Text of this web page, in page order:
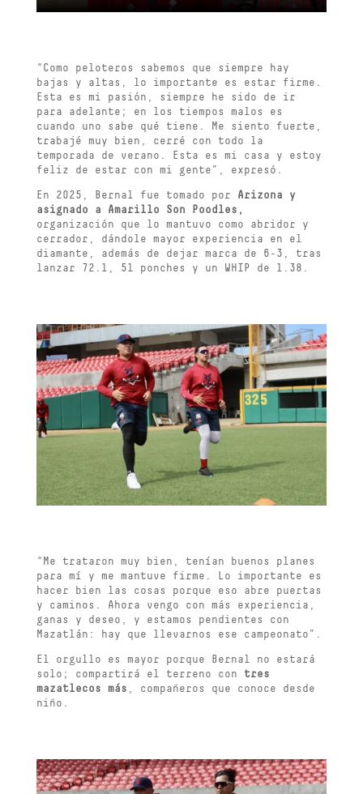
“Como peloteros sabemos que siempre hay
bajas y altas, lo importante es estar firme.
Esta es mi pasión, siempre he sido de ir
para adelante; en los tiempos malos es
cuando uno sabe qué tiene. Me siento fuerte,
trabajé muy bien, cerré con todo la
temporada de verano. Esta es mi casa y estoy
feliz de estar con mi gente”, expresó.
En 2025, Bernal fue tomado por
Arizona y
asignado a Amarillo
Son Poodles,
organización que lo mantuvo como abridor y
cerrador, dándole mayor experiencia en el
diamante, además de dejar marca de 6-3, tras
lanzar 72.1, 51 ponches y un WHIP de 1.38.
“Me trataron muy bien, tenían buenos planes
para mí y me mantuve firme. Lo importante es
hacer bien las cosas porque eso abre puertas
y caminos. Ahora vengo con más experiencia,
ganas y deseo, y estamos pendientes con
Mazatlán: hay que llevarnos ese campeonato”.
El orgullo es mayor porque Bernal no estará
solo; compartirá el terreno con
tres
mazatlecos más , compañeros que conoce desde
niño.